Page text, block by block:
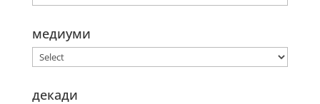
медиуми
декади